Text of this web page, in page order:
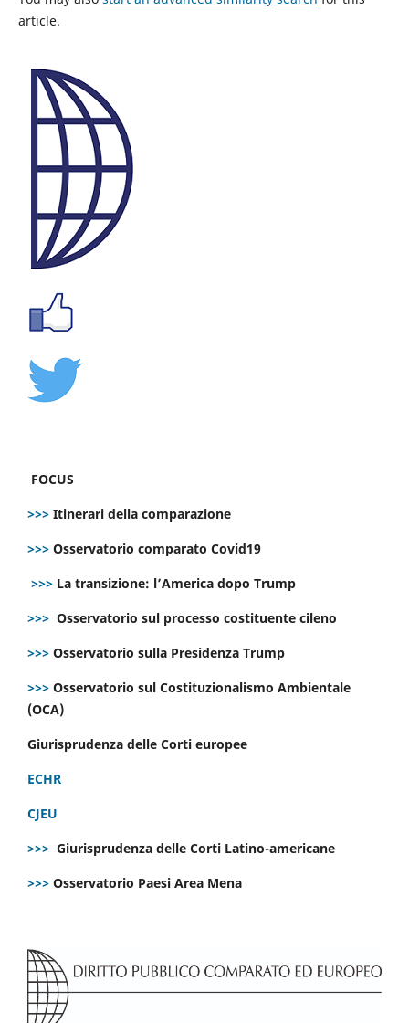
article.
FOCUS
>>> Itinerari della comparazione
>>> Osservatorio comparato Covid19
>>> La transizione: l’America dopo Trump
>>> Osservatorio sul processo costituente cileno
>>> Osservatorio sulla Presidenza Trump
>>> Osservatorio sul Costituzionalismo Ambientale
(OCA)
Giurisprudenza delle Corti europee
ECHR
CJEU
>>> Giurisprudenza delle Corti Latino-americane
>>> Osservatorio Paesi Area Mena